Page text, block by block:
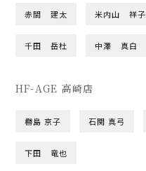
赤間 建太 米内山 祥子
千田 岳杜 中澤 真白
HF-AGE 高崎店
橳島 京子 石関 真弓
下田 竜也